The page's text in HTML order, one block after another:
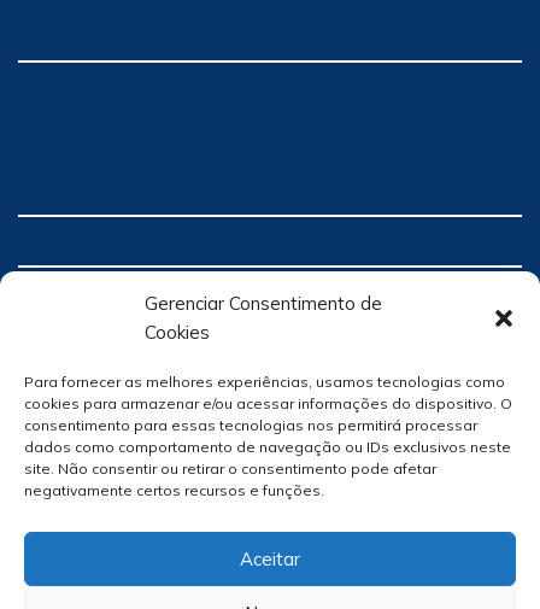
Gerenciar Consentimento de
Cookies
Para fornecer as melhores experiências, usamos tecnologias como
cookies para armazenar e/ou acessar informações do dispositivo. O
consentimento para essas tecnologias nos permitirá processar
dados como comportamento de navegação ou IDs exclusivos neste
site. Não consentir ou retirar o consentimento pode afetar
negativamente certos recursos e funções.
Aceitar